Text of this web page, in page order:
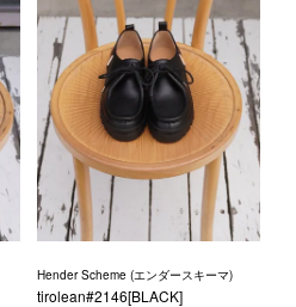
Hender Scheme (エンダースキーマ)
tirolean#2146[BLACK]